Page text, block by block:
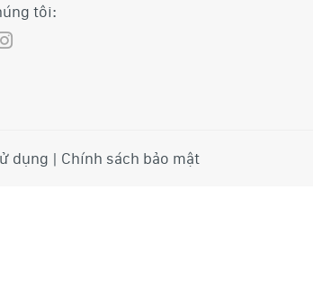
tôi:
dụng | Chính sách bảo mật